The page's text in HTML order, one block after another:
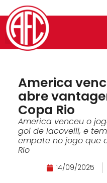
America
abre
Copa Rio
America venceu o
gol de Iacovelli, e
empate no jogo que
Rio
14/09/2025